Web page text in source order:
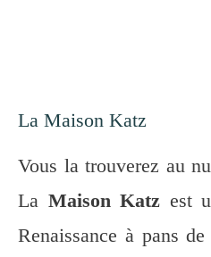
La Maison Katz
Vous la trouverez au
La Maison Katz est
Renaissance à pans